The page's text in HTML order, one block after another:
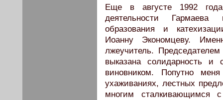
Еще в августе 1992
деятельности Гармаева
образования и
Иоанну Экономцеву.
лжеучитель.
выказана солидарность и
виновником. Попутно
ухаживаниях, лестных
многим сталкивающимся